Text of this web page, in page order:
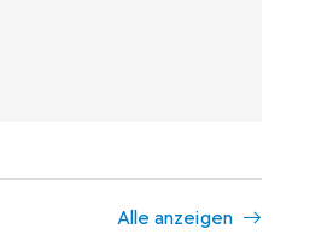
Alle anzeigen